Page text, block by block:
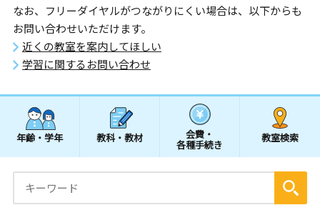
なお、フリーダイヤルがつながりにくい場合は、以下からも
お問い合わせいただけます。
近くの教室を案内してほしい
学習に関するお問い合わせ
年齢・学年 教科・教材 会費・
各種手続き
教室検索